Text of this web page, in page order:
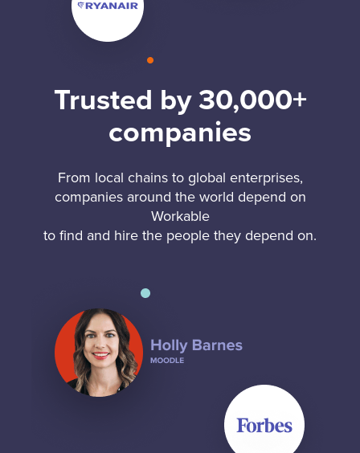
Trusted by 30,000+
companies
From local chains to global enterprises,
companies around the world depend on
Workable
to find and hire the people they depend on.